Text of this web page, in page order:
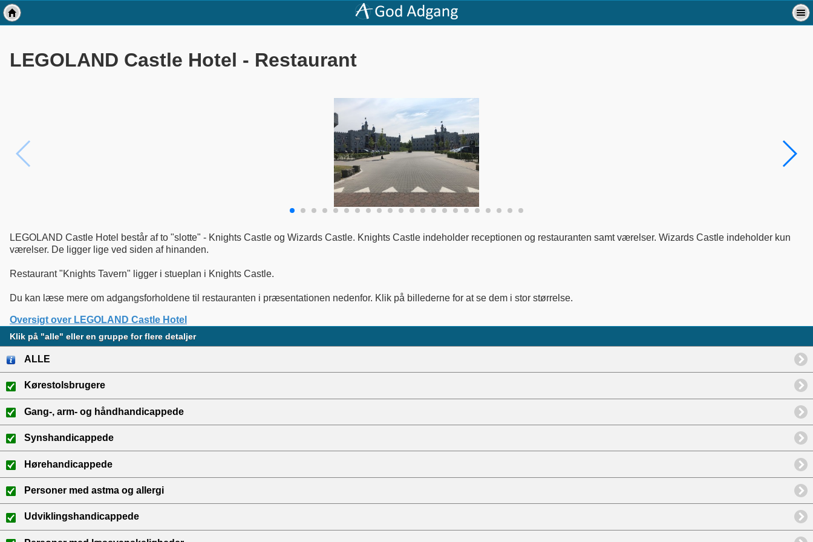
LEGOLAND Castle Hotel - Restaurant
LEGOLAND Castle Hotel består af to "slotte" - Knights Castle og Wizards Castle. Knights Castle indeholder receptionen og restauranten samt værelser. Wizards Castle indeholder kun
værelser. De ligger lige ved siden af hinanden.
Restaurant "Knights Tavern" ligger i stueplan i Knights Castle.
Du kan læse mere om adgangsforholdene til restauranten i præsentationen nedenfor. Klik på billederne for at se dem i stor størrelse.
Oversigt over LEGOLAND Castle Hotel
Klik på "alle" eller en gruppe for flere detaljer
ALLE
Kørestolsbrugere
Gang-, arm- og håndhandicappede
Synshandicappede
Hørehandicappede
Personer med astma og allergi
Udviklingshandicappede